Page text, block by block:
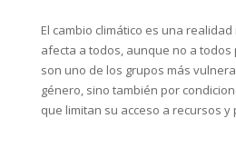
El cambio climático es una
afecta a todos, aunque no a todos
son uno de los grupos más
género, sino también por
que limitan su acceso a recursos y